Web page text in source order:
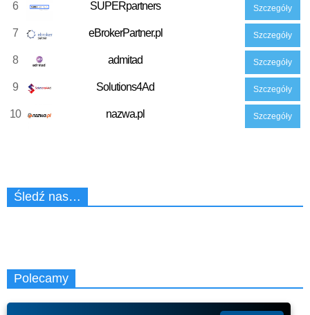
6 SUPERpartners Szczegóły
7 eBrokerPartner.pl Szczegóły
8 admitad Szczegóły
9 Solutions4Ad Szczegóły
10 nazwa.pl Szczegóły
Śledź nas…
Polecamy